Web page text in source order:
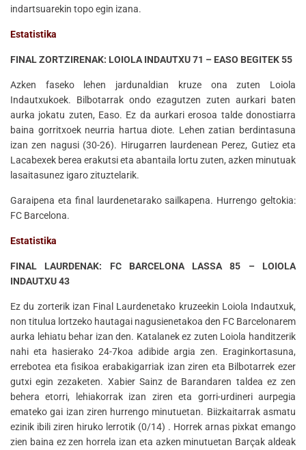
indartsuarekin topo egin izana.
Estatistika
FINAL ZORTZIRENAK: LOIOLA INDAUTXU 71 – EASO BEGITEK 55
Azken faseko lehen jardunaldian kruze ona zuten Loiola
Indautxukoek. Bilbotarrak ondo ezagutzen zuten aurkari baten
aurka jokatu zuten, Easo. Ez da aurkari erosoa talde donostiarra
baina gorritxoek neurria hartua diote. Lehen zatian berdintasuna
izan zen nagusi (30-26). Hirugarren laurdenean Perez, Gutiez eta
Lacabexek berea erakutsi eta abantaila lortu zuten, azken minutuak
lasaitasunez igaro zituztelarik.
Garaipena eta final laurdenetarako sailkapena. Hurrengo geltokia:
FC Barcelona.
Estatistika
FINAL LAURDENAK: FC BARCELONA LASSA 85 – LOIOLA
INDAUTXU 43
Ez du zorterik izan Final Laurdenetako kruzeekin Loiola Indautxuk,
non titulua lortzeko hautagai nagusienetakoa den FC Barcelonarem
aurka lehiatu behar izan den. Katalanek ez zuten Loiola handitzerik
nahi eta hasierako 24-7koa adibide argia zen. Eraginkortasuna,
errebotea eta fisikoa erabakigarriak izan ziren eta Bilbotarrek ezer
gutxi egin zezaketen. Xabier Sainz de Barandaren taldea ez zen
behera etorri, lehiakorrak izan ziren eta gorri-urdineri aurpegia
emateko gai izan ziren hurrengo minutuetan. Biizkaitarrak asmatu
ezinik ibili ziren hiruko lerrotik (0/14) . Horrek arnas pixkat emango
zien baina ez zen horrela izan eta azken minutuetan Barçak aldeak